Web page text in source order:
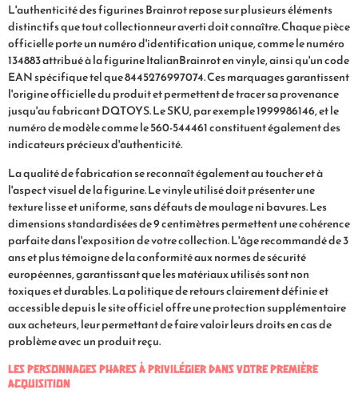
L'authenticité des figurines Brainrot repose sur plusieurs éléments
distinctifs que tout collectionneur averti doit connaître. Chaque pièce
officielle porte un numéro d'identification unique, comme le numéro
134883 attribué à la figurine ItalianBrainrot en vinyle, ainsi qu'un code
EAN spécifique tel que 8445276997074. Ces marquages garantissent
l'origine officielle du produit et permettent de tracer sa provenance
jusqu'au fabricant DQTOYS. Le SKU, par exemple 1999986146, et le
numéro de modèle comme le 560-544461 constituent également des
indicateurs précieux d'authenticité.
La qualité de fabrication se reconnaît également au toucher et à
l'aspect visuel de la figurine. Le vinyle utilisé doit présenter une
texture lisse et uniforme, sans défauts de moulage ni bavures. Les
dimensions standardisées de 9 centimètres permettent une cohérence
parfaite dans l'exposition de votre collection. L'âge recommandé de 3
ans et plus témoigne de la conformité aux normes de sécurité
européennes, garantissant que les matériaux utilisés sont non
toxiques et durables. La politique de retours clairement définie et
accessible depuis le site officiel offre une protection supplémentaire
aux acheteurs, leur permettant de faire valoir leurs droits en cas de
problème avec un produit reçu.
Les personnages phares à privilégier dans votre première
acquisition